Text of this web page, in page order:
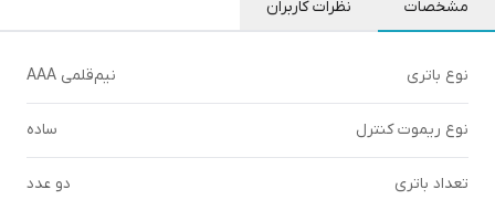
مشخصات نظرات کاربران
نوع باتری نیم‌قلمی AAA
نوع ریموت کنترل ساده
تعداد باتری دو عدد